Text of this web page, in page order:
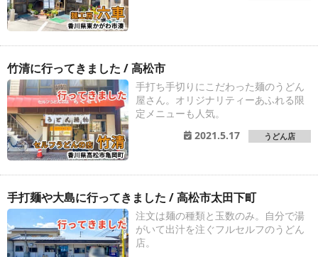
竹清に行ってきました / 高松市
手打ち手切りにこだわった麺のうどん
屋さん。オリジナリティーあふれる限
定メニューも人気。
2021.5.17
うどん店
手打麺や大島に行ってきました / 高松市太田下町
注文は麺の種類と玉数のみ。自分で湯
がいて出汁を注ぐフルセルフのうどん
店。